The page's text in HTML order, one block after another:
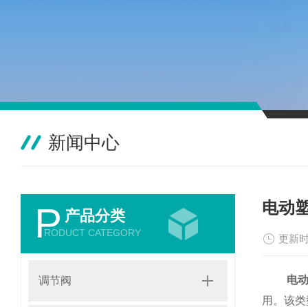
新闻中心
P 产品分类
RODUCT CATEGORY
调节阀
电动
更新
电
用。该